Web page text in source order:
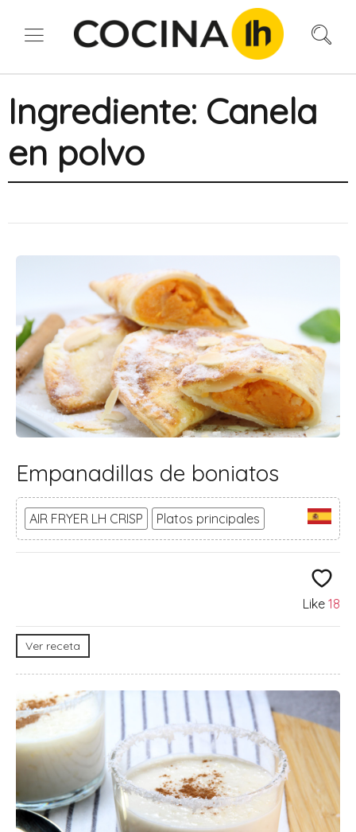
Ingrediente: Canela
en polvo
Empanadillas de boniatos
AIR FRYER LH CRISP Platos principales
Like 18
Ver receta